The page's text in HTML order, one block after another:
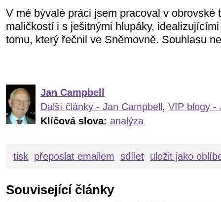
V mé bývalé práci jsem pracoval v obrovské
maličkostí i s ješitnými hlupáky,
tomu, který řečnil ve Sněmovně. Souhlasu
Jan Campbell
Další články - Jan Campbell , VIP blogy -
Klíčová slova: analýza
tisk přeposlat emailem sdílet uložit jako
Související články